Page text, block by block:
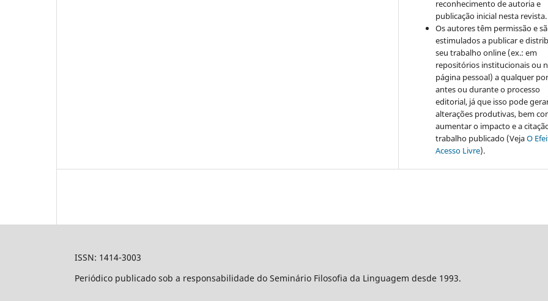
reconhecimento de autoria e
publicação inicial nesta revista.
Os autores têm permissão e
estimulados a publicar e
seu trabalho online (ex.: em
repositórios institucionais ou
página pessoal) a qualquer
antes ou durante o processo
editorial, já que isso pode
alterações produtivas, bem
aumentar o impacto e a
trabalho publicado (VejaO
Acesso Livre).
ISSN: 1414-3003
Periódico publicado sob a responsabilidade do Seminário Filosofia da Linguagem desde 1993.